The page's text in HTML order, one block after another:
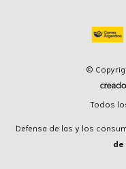
©
Todos
Defensa de las y los
de